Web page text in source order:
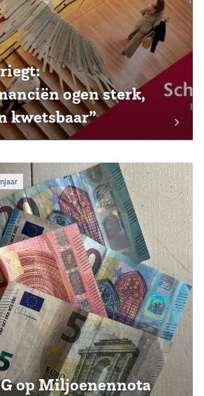
ogen sterk,
kwetsbaar”
op Miljoenennota